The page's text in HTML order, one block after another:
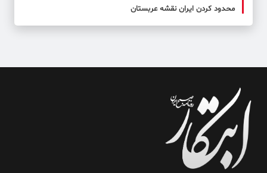
محدود کردن ایران نقشه عربستان